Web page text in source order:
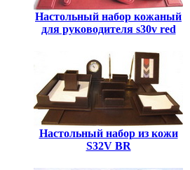
Настольный набор кожаный
для руководителя s30v red
Настольный набор из кожи
S32V BR